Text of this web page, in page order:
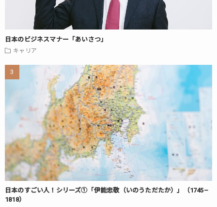
日本のビジネスマナー「あいさつ」
キャリア
日本のすごい人！シリーズ①「伊能忠敬（いのうただたか）」（1745–
1818）